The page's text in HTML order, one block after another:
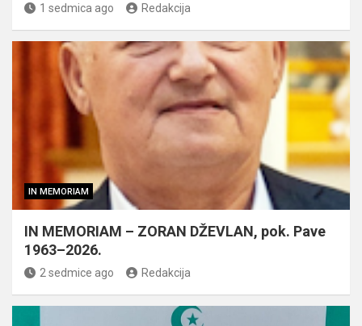
1 sedmica ago Redakcija
IN MEMORIAM
IN MEMORIAM – ZORAN DŽEVLAN, pok. Pave
1963–2026.
2 sedmice ago Redakcija